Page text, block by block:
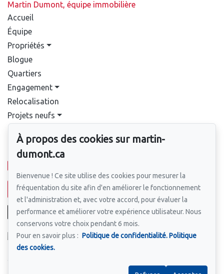
Martin Dumont, équipe immobilière
Accueil
Équipe
Propriétés
Blogue
Quartiers
Engagement
Relocalisation
Projets neufs
Pour nous joindre
Écrivez-nous un courriel
Suivez-nous sur Facebook !
À propos des cookies sur martin-
dumont.ca
Bienvenue ! Ce site utilise des cookies pour mesurer la
fréquentation du site afin d'en améliorer le fonctionnement
et l'administration et, avec votre accord, pour évaluer la
performance et améliorer votre expérience utilisateur. Nous
conservons votre choix pendant 6 mois.
Pour en savoir plus : Politique de confidentialité.Politique
des cookies.